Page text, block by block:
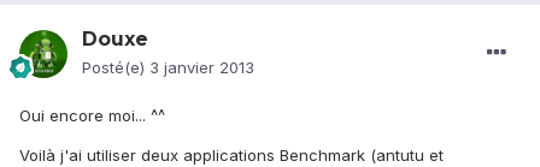
Douxe
Posté(e) 3 janvier 2013
Oui encore moi... ^^
Voilà j'ai utiliser deux applications Benchmark (antutu et